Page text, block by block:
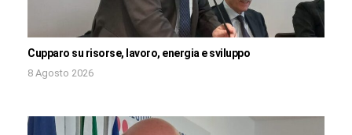
Cupparo su risorse, lavoro, energia e sviluppo
8 Agosto 2026